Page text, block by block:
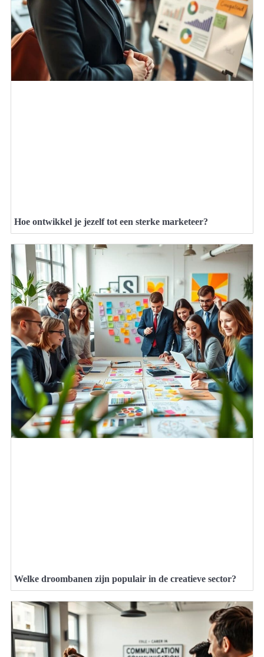
Hoe ontwikkel je jezelf tot een sterke marketeer?
Welke droombanen zijn populair in de creatieve sector?